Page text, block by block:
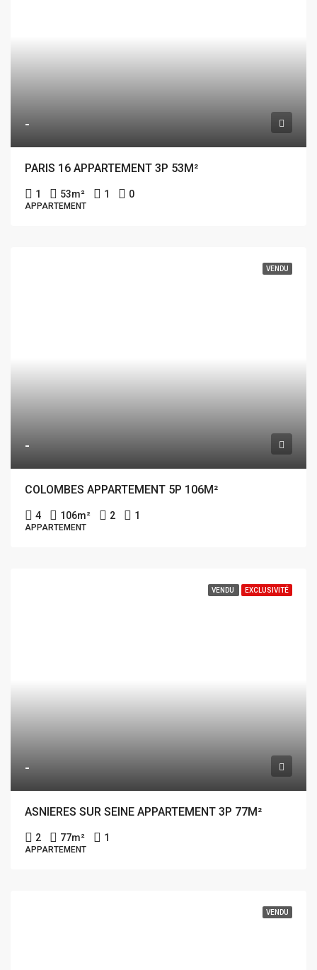
-
PARIS 16 APPARTEMENT 3P 53M²
1 53m² 1 0
APPARTEMENT
VENDU
-
COLOMBES APPARTEMENT 5P 106M²
4 106m² 2 1
APPARTEMENT
VENDU EXCLUSIVITÉ
-
ASNIERES SUR SEINE APPARTEMENT 3P 77M²
2 77m² 1
APPARTEMENT
VENDU